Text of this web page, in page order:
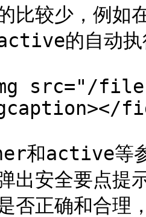
比较少，例
的自动执
src="/files/
和active等
出安全要点提
否正确和合理